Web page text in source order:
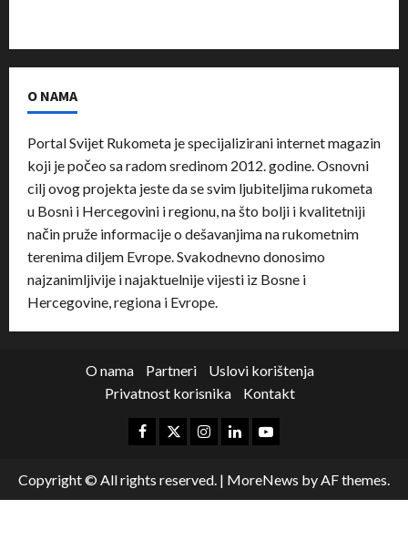
O NAMA
Portal Svijet Rukometa je specijalizirani internet magazin
koji je počeo sa radom sredinom 2012. godine. Osnovni
cilj ovog projekta jeste da se svim ljubiteljima rukometa
u Bosni i Hercegovini i regionu, na što bolji i kvalitetniji
način pruže informacije o dešavanjima na rukometnim
terenima diljem Evrope. Svakodnevno donosimo
najzanimljivije i najaktuelnije vijesti iz Bosne i
Hercegovine, regiona i Evrope.
O nama Partneri
Uslovi korištenja
Privatnost korisnika
Kontakt
Copyright © All rights reserved. | MoreNews by AF themes.